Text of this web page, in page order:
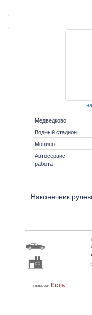
Медведково
Водный стадион
Монино
Автосервис
работа
Наконечник
Наличие: Есть